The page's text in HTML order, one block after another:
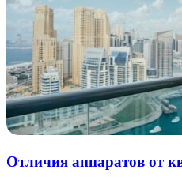
Отличия аппаратов от